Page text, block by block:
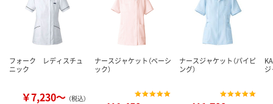
フォーク レディスチュ
ニック
￥7,230～ （税込）
ナースジャケット（ベーシ
ック）
ナースジャケット（パイピ
ング）